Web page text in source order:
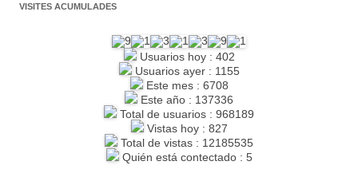
VISITES ACUMULADES
Usuarios hoy : 402
Usuarios ayer : 1155
Este mes : 6708
Este año : 137336
Total de usuarios : 968189
Vistas hoy : 827
Total de vistas : 12185535
Quién está contectado : 5